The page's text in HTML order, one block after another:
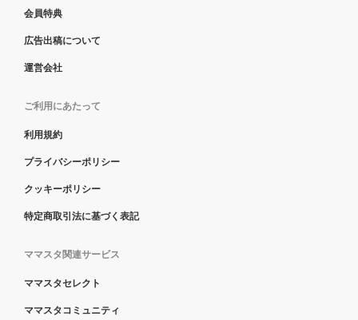
会員特典
広告出稿について
運営会社
ご利用にあたって
利用規約
プライバシーポリシー
クッキーポリシー
特定商取引法に基づく表記
ママスタ関連サービス
ママスタセレクト
ママスタコミュニティ